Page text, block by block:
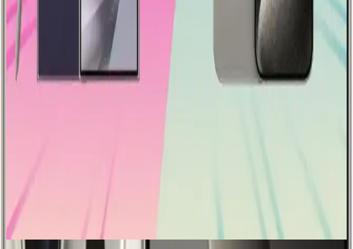
Xiaomi Redmi Note 14 Pro Teknik Özellikleri ve
Genel Bakış
Xiaomi Redmi Note 14 Pro, uygun fiyatlı ve yüksek performanslı
özellikleriyle dikkat çeken yeni model hakkında detaylar ve
kullanıcıların deneyimini artırırken, gelecekteki potansiyel kullanım
alanlarını da genişletiyor.